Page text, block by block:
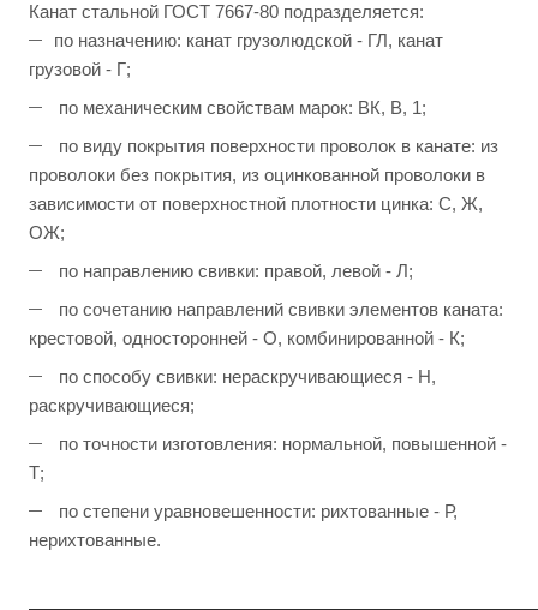
Канат стальной ГОСТ 7667-80 подразделяется:
по назначению: канат грузолюдской - ГЛ, канат
грузовой - Г;
по механическим свойствам марок: ВК, В, 1;
по виду покрытия поверхности проволок в канате: из
проволоки без покрытия, из оцинкованной проволоки в
зависимости от поверхностной плотности цинка: С, Ж,
ОЖ;
по направлению свивки: правой, левой - Л;
по сочетанию направлений свивки элементов каната:
крестовой, односторонней - О, комбинированной - К;
по способу свивки: нераскручивающиеся - Н,
раскручивающиеся;
по точности изготовления: нормальной, повышенной -
Т;
по степени уравновешенности: рихтованные - Р,
нерихтованные.